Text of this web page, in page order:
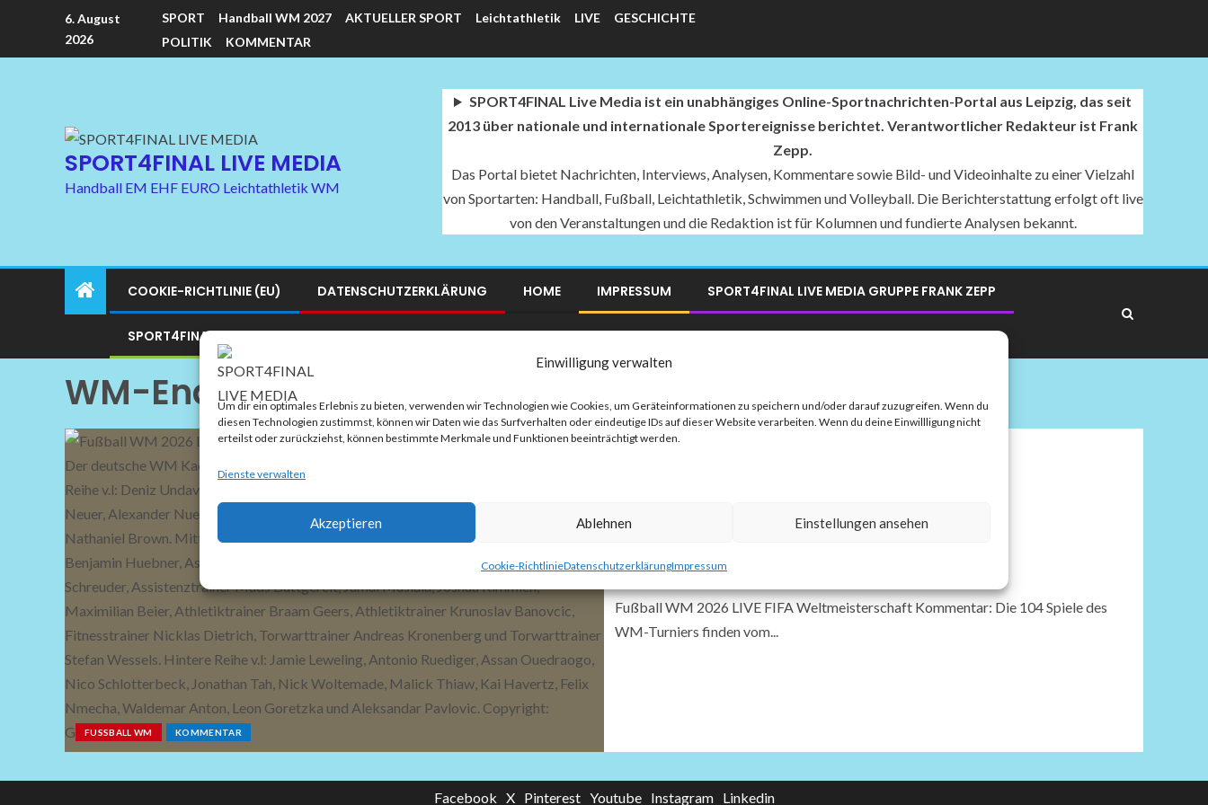
Einwilligung verwalten
Um dir ein optimales Erlebnis zu bieten, verwenden wir Technologien wie Cookies, um Geräteinformationen zu speichern und/oder darauf zuzugreifen. Wenn du
diesen Technologien zustimmst, können wir Daten wie das Surfverhalten oder eindeutige IDs auf dieser Website verarbeiten. Wenn du deine Einwillligung nicht
erteilst oder zurückziehst, können bestimmte Merkmale und Funktionen beeinträchtigt werden.
Dienste verwalten
Akzeptieren Ablehnen Einstellungen ansehen
Cookie-RichtlinieDatenschutzerklärungImpressum
6. August
2026
SPORT Handball WM 2027 AKTUELLER SPORT Leichtathletik LIVE
GESCHICHTE
POLITIK
KOMMENTAR
SPORT4FINAL LIVE MEDIA
Handball EM EHF EURO Leichtathletik WM
SPORT4FINAL Live Media ist ein unabhängiges Online-Sportnachrichten-Portal aus Leipzig, das seit
2013 über nationale und internationale Sportereignisse berichtet. Verantwortlicher Redakteur ist Frank
Zepp.
Das Portal bietet Nachrichten, Interviews, Analysen, Kommentare sowie Bild- und Videoinhalte zu einer Vielzahl
von Sportarten: Handball, Fußball, Leichtathletik, Schwimmen und Volleyball. Die Berichterstattung erfolgt oft live
von den Veranstaltungen und die Redaktion ist für Kolumnen und fundierte Analysen bekannt.
COOKIE-RICHTLINIE (EU) DATENSCHUTZERKLÄRUNG HOME IMPRESSUM SPORT4FINAL LIVE MEDIA GRUPPE FRANK ZEPP
SPORT4FINAL LIVE MEDIA SITEMAP SPORT4FINAL LIVE MEDIA SPORTARTEN KATEGORIEN
WM-Endrunde
FUSSBALL WM KOMMENTAR
Fußball WM 2026 LIVE FIFA Weltmeisterschaft Kommentar: Die 104 Spiele des
WM-Turniers finden vom...
Facebook X Pinterest Youtube Instagram Linkedin